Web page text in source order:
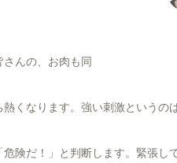
んの、お肉も同
くなります。強い刺激というの
険だ！」と判断します。緊張し